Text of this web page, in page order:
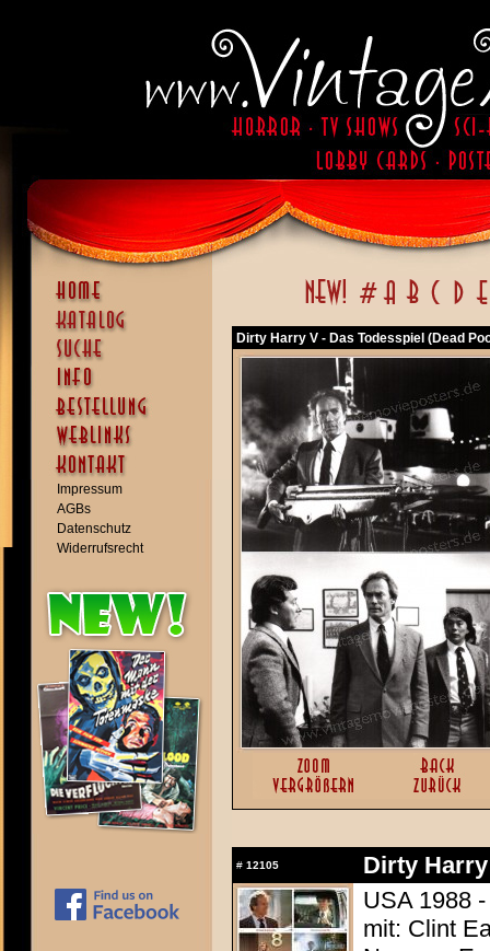
Impressum
AGBs
Datenschutz
Widerrufsrecht
Dirty Harry V - Das Todesspiel (Dead
# 12105
Dirty
USA 1988
mit: Clint